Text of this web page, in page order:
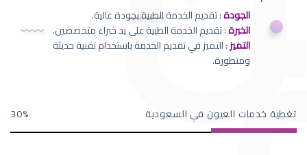
الجودة: تقديم الخدمة الطبية بجودة عالية.
الخبرة: تقديم الخدمة الطبية على يد خبراء متخصصين.
التميز: التميز في تقديم الخدمة باستخدام تقنية حديثة
ومتطورة.
تغطية خدمات العيون في السعودية 30